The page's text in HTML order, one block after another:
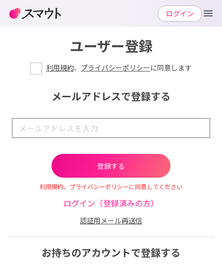
ユーザー登録
利用規約、 プライバシーポリシーに同意します
メールアドレスで登録する
利用規約、プライバシーポリシーに同意してください
ログイン（登録済みの方）
認証用メール再送信
お持ちのアカウントで登録する
ログイン